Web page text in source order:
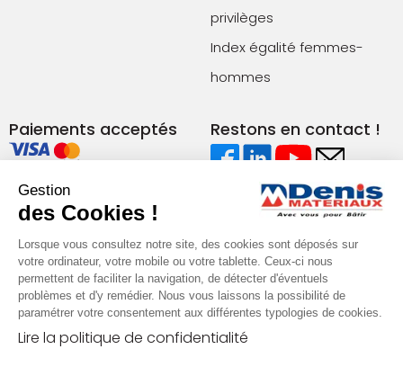
privilèges
Index égalité femmes-
hommes
Paiements acceptés Restons en contact !
Conditions générales de vente (agences)
Conditions générales de vente (e-commerce)
Mentions légales
Plan du site
Politique de confidentialité
Gestion
des Cookies !
Lorsque vous consultez notre site, des cookies sont déposés sur
votre ordinateur, votre mobile ou votre tablette. Ceux-ci nous
permettent de faciliter la navigation, de détecter d'éventuels
problèmes et d'y remédier. Nous vous laissons la possibilité de
paramétrer votre consentement aux différentes typologies de cookies.
Lire la politique de confidentialité